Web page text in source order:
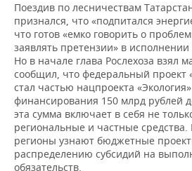
Поездив по лесничествам
признался, что «подпитался
что готов «емко говорить о
заявлять претензии» в
Но в начале глава Рослехоза взял
сообщил, что федеральный проект
стал частью нацпроекта
финансирования 150 млрд рублей
эта сумма включает в себя не
региональные и частные
регионы узнают бюджетные
распределению субсидий на
обязательств.